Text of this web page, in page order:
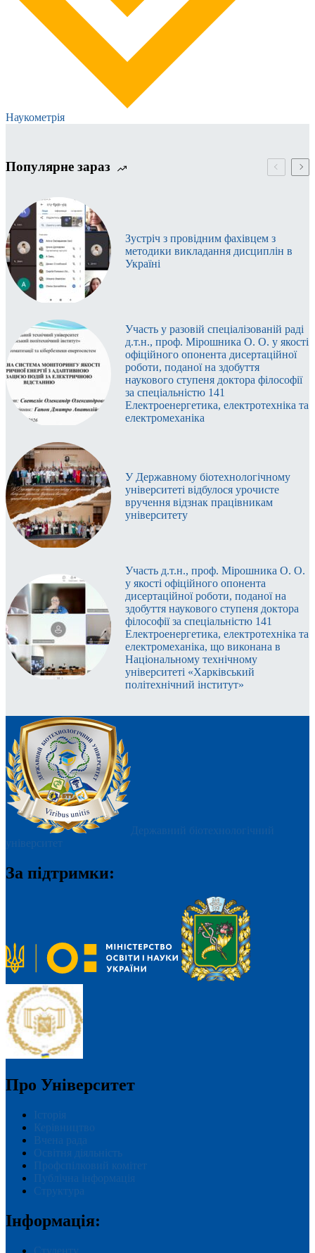
Наукометрія
Популярне зараз
Зустріч з провідним фахівцем з
методики викладання дисциплін в
Україні
Участь у разовій спеціалізованій раді
д.т.н., проф. Мірошника О. О. у якості
офіційного опонента дисертаційної
роботи, поданої на здобуття
наукового ступеня доктора філософії
за спеціальністю 141
Електроенергетика, електротехніка та
електромеханіка
У Державному біотехнологічному
університеті відбулося урочисте
вручення відзнак працівникам
університету
Участь д.т.н., проф. Мірошника О. О.
у якості офіційного опонента
дисертаційної роботи, поданої на
здобуття наукового ступеня доктора
філософії за спеціальністю 141
Електроенергетика, електротехніка та
електромеханіка, що виконана в
Національному технічному
університеті «Харківський
політехнічний інститут»
Державний біотехнологічний
університет
За підтримки:
Про Університет
Історія
Керівництво
Вчена рада
Освітня діяльність
Профспілковий комітет
Публічна інформація
Структура
Інформація:
Студенту